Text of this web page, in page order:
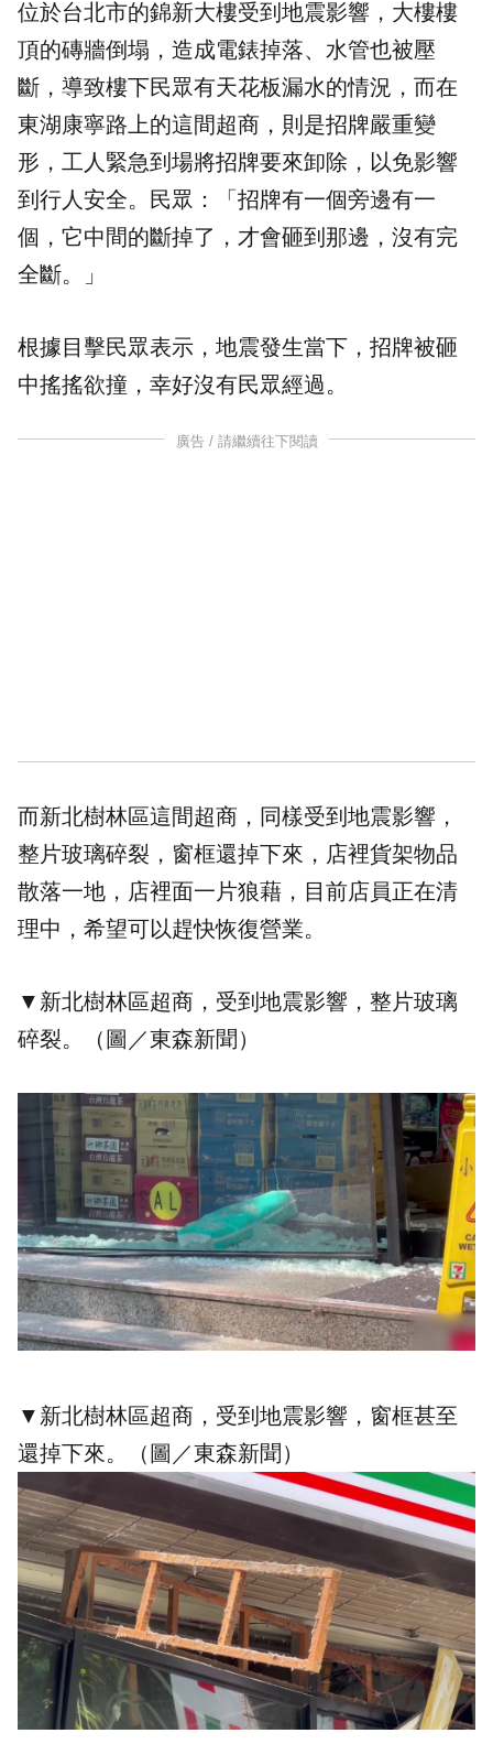
位於台北市的錦新大樓受到地震影響，大樓樓
頂的磚牆倒塌，造成電錶掉落、水管也被壓
斷，導致樓下民眾有天花板漏水的情況，而在
東湖康寧路上的這間超商，則是招牌嚴重變
形，工人緊急到場將招牌要來卸除，以免影響
到行人安全。民眾：「招牌有一個旁邊有一
個，它中間的斷掉了，才會砸到那邊，沒有完
全斷。」
根據目擊民眾表示，地震發生當下，招牌被砸
中搖搖欲撞，幸好沒有民眾經過。
廣告 / 請繼續往下閱讀
而新北樹林區這間超商，同樣受到地震影響，
整片玻璃碎裂，窗框還掉下來，店裡貨架物品
散落一地，店裡面一片狼藉，目前店員正在清
理中，希望可以趕快恢復營業。
▼新北樹林區超商，受到地震影響，整片玻璃
碎裂。（圖／東森新聞）
▼新北樹林區超商，受到地震影響，窗框甚至
還掉下來。（圖／東森新聞）